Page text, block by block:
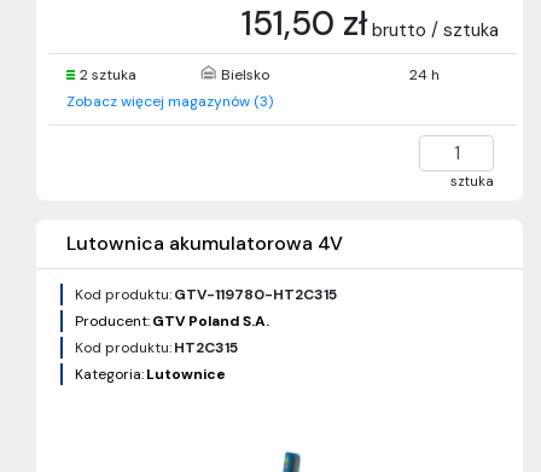
151,50 zł brutto / sztuka
2 sztuka Bielsko
24 h
Zobacz więcej magazynów (3)
sztuka
Lutownica akumulatorowa 4V
Kod produktu:GTV-119780-HT2C315
Producent:GTV Poland S.A.
Kod produktu:HT2C315
Kategoria:Lutownice